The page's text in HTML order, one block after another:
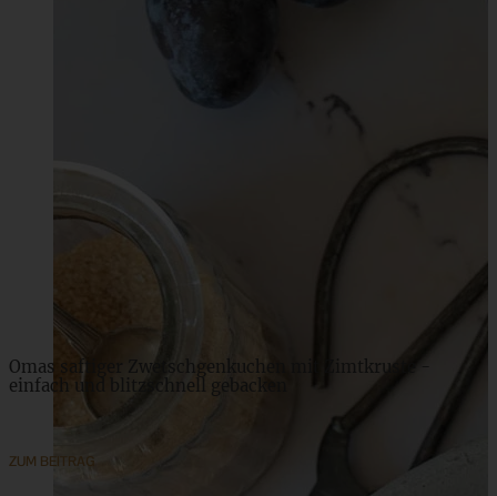
Blitz-Lasagne – ganz einfach aus der Pfanne
Omas saftiger Zwetschgenkuchen mit Zimtkruste -
einfach und blitzschnell gebacken
ZUM BEITRAG